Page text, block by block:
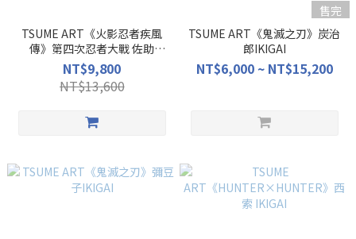
TSUME ART《火影忍者疾風
傳》第四次忍者大戰 佐助
IKIGAI
NT$9,800
NT$13,600
售完
TSUME ART《鬼滅之刃》炭治
郎IKIGAI
NT$6,000 ~ NT$15,200